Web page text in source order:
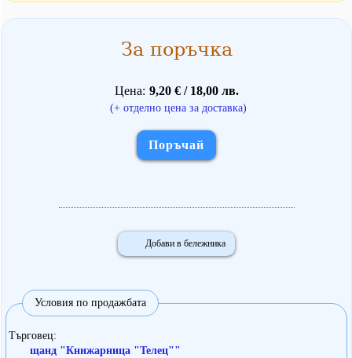
За поръчка
Цена 9,20 € / 18,00 лв.
(+ отделно цена за доставка)
Поръчай
Добави в бележника
Условия по продажбата
Търговец
щанд "Книжарница "Телец""